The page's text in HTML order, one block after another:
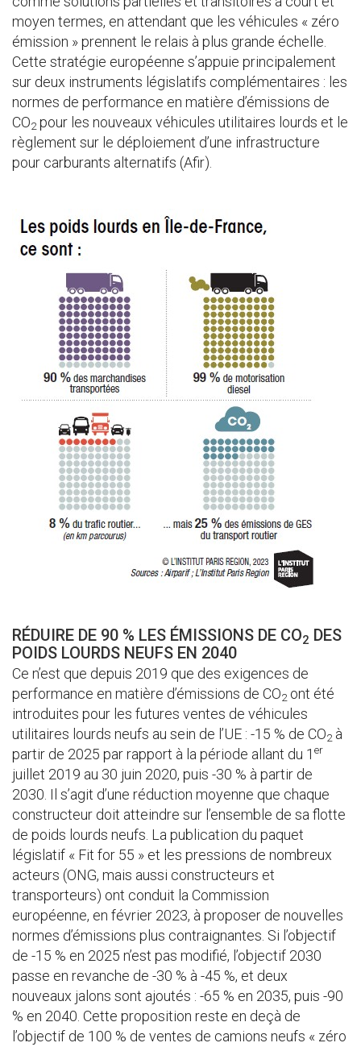
moyen termes, en attendant que les véhicules « zéro
émission » prennent le relais à plus grande échelle.
Cette stratégie européenne s’appuie principalement
sur deux instruments législatifs complémentaires : les
normes de performance en matière d’émissions de
CO2 pour les nouveaux véhicules utilitaires lourds et le
règlement sur le déploiement d’une infrastructure
pour carburants alternatifs (Afir).
RÉDUIRE DE 90 % LES ÉMISSIONS DE CO2 DES
POIDS LOURDS NEUFS EN 2040
Ce n’est que depuis 2019 que des exigences de
performance en matière d’émissions de CO2 ont été
introduites pour les futures ventes de véhicules
utilitaires lourds neufs au sein de l’UE : -15 % de CO2 à
partir de 2025 par rapport à la période allant du 1 er
juillet 2019 au 30 juin 2020, puis -30 % à partir de
2030. Il s’agit d’une réduction moyenne que chaque
constructeur doit atteindre sur l’ensemble de sa flotte
de poids lourds neufs. La publication du paquet
législatif « Fit for 55 » et les pressions de nombreux
acteurs (ONG, mais aussi constructeurs et
transporteurs) ont conduit la Commission
européenne, en février 2023, à proposer de nouvelles
normes d’émissions plus contraignantes. Si l’objectif
de -15 % en 2025 n’est pas modifié, l’objectif 2030
passe en revanche de -30 % à -45 %, et deux
nouveaux jalons sont ajoutés : -65 % en 2035, puis -90
% en 2040. Cette proposition reste en deçà de
l’objectif de 100 % de ventes de camions neufs « zéro